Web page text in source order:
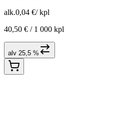
alk.0,04 €/ kpl
40,50 € / 1 000 kpl
alv 25,5 %